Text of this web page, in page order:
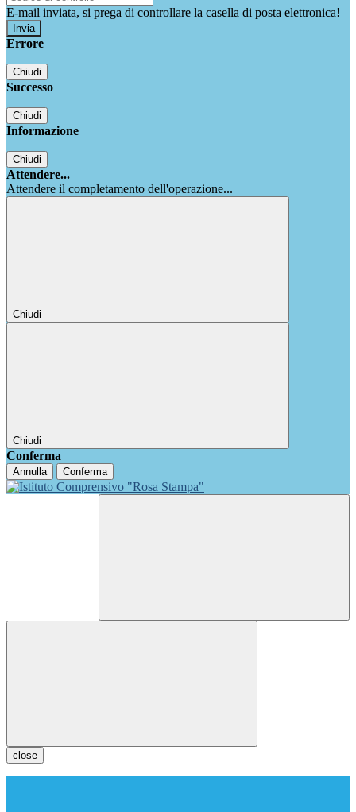
E-mail inviata, si prega di controllare la casella di posta elettronica!
Errore
Chiudi
Successo
Chiudi
Informazione
Chiudi
Attendere...
Attendere il completamento dell'operazione...
Chiudi
Chiudi
Conferma
Annulla Conferma
close